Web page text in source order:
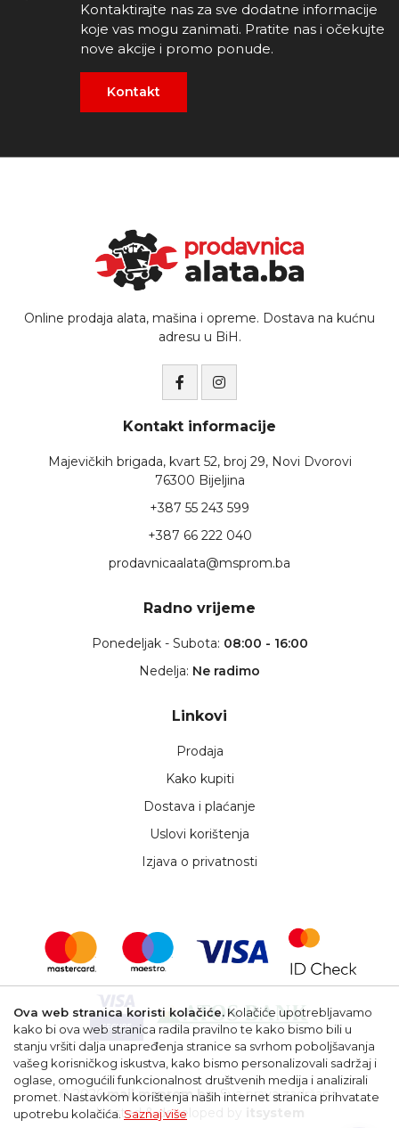
Kontaktirajte nas za sve dodatne informacije
koje vas mogu zanimati. Pratite nas i očekujte
nove akcije i promo ponude.
Kontakt
Online prodaja alata, mašina i opreme. Dostava na kućnu
adresu u BiH.
Kontakt informacije
Majevičkih brigada, kvart 52, broj 29, Novi Dvorovi
76300 Bijeljina
+387 55 243 599
+387 66 222 040
prodavnicaalata@msprom.ba
Radno vrijeme
Ponedeljak - Subota: 08:00 - 16:00
Nedelja: Ne radimo
Linkovi
Prodaja
Kako kupiti
Dostava i plaćanje
Uslovi korištenja
Izjava o privatnosti
© 2026mail.msprom.ba. Sva prava zadržana.
Hosted & developed by
Ova web stranica koristi kolačiće. Kolačiće upotrebljavamo
kako bi ova web stranica radila pravilno te kako bismo bili u
stanju vršiti dalja unapređenja stranice sa svrhom poboljšavanja
vašeg korisničkog iskustva, kako bismo personalizovali sadržaj i
oglase, omogućili funkcionalnost društvenih medija i analizirali
promet. Nastavkom korištenja naših internet stranica prihvatate
upotrebu kolačića. Saznaj više